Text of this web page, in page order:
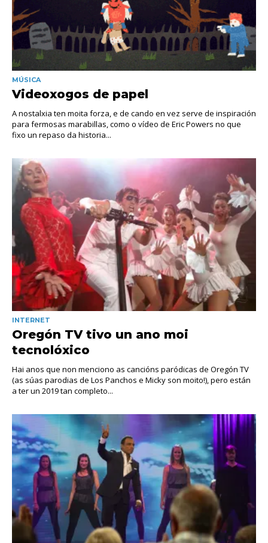
MÚSICA
Videoxogos de papel
A nostalxia ten moita forza, e de cando en vez serve de inspiración
para fermosas marabillas, como o vídeo de Eric Powers no que
fixo un repaso da historia...
INTERNET
Oregón TV tivo un ano moi
tecnolóxico
Hai anos que non menciono as cancións paródicas de Oregón TV
(as súas parodias de Los Panchos e Micky son moito!), pero están
a ter un 2019 tan completo...